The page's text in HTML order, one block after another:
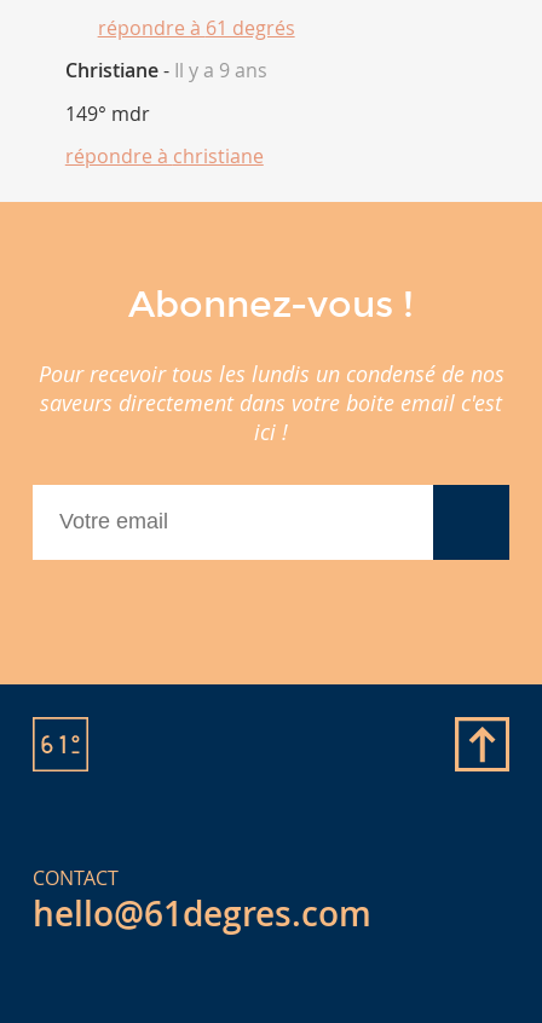
répondre à 61 degrés
Christiane- Il y a 9 ans
149° mdr
répondre à christiane
Abonnez-vous !
Pour recevoir tous les lundis un condensé de nos
saveurs directement dans votre boite email c'est
ici !
CONTACT
hello@61degres.com